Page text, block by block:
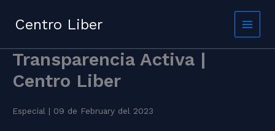
contentCentro Liber
Transparencia Activa |
Centro Liber
Especial | 09 de February del 2023